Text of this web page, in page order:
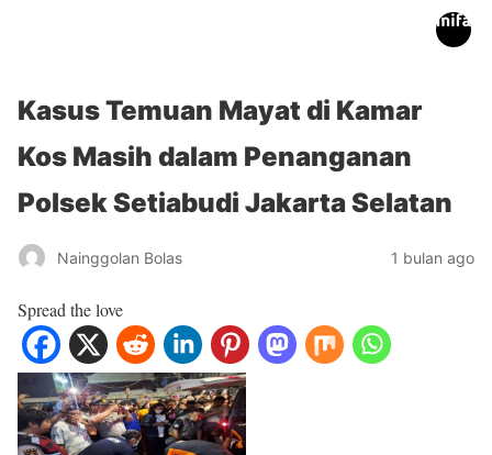
Kasus Temuan Mayat di Kamar
Kos Masih dalam Penanganan
Polsek Setiabudi Jakarta Selatan
Nainggolan Bolas 1 bulan ago
Spread the love